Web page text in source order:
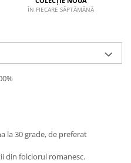
ÎN FIECARE SĂPTĂMÂNĂ
100%
la 30 grade, de preferat
din folclorul romanesc.